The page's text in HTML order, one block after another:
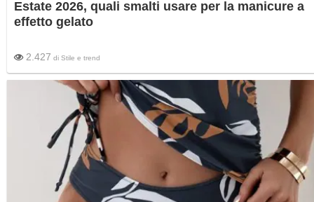
Estate 2026, quali smalti usare per la manicure a
effetto gelato
2.427 di Stile e trend